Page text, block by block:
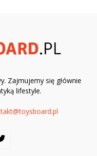
Zajmujemy się głównie
lifestyle.